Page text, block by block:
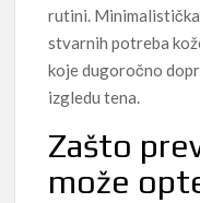
rutini.
stvarnih potreba
koje dugoročno
izgledu tena.
Zašto
može